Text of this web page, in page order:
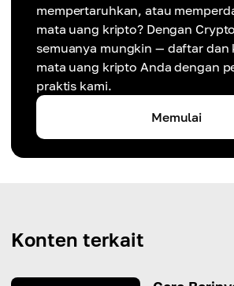
mempertaruhkan, atau
mata uang kripto? Dengan
semuanya mungkin — daftar dan
mata uang kripto Anda dengan
praktis kami.
Memulai
Konten terkait